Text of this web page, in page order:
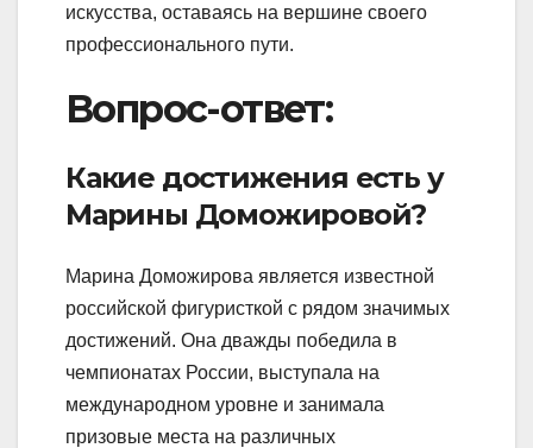
искусства, оставаясь на вершине своего
профессионального пути.
Вопрос-ответ:
Какие достижения есть у
Марины Доможировой?
Марина Доможирова является известной
российской фигуристкой с рядом значимых
достижений. Она дважды победила в
чемпионатах России, выступала на
международном уровне и занимала
призовые места на различных